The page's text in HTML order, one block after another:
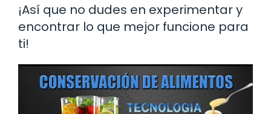
¡Así que no dudes en experimentar y
encontrar lo que mejor funcione para
ti!